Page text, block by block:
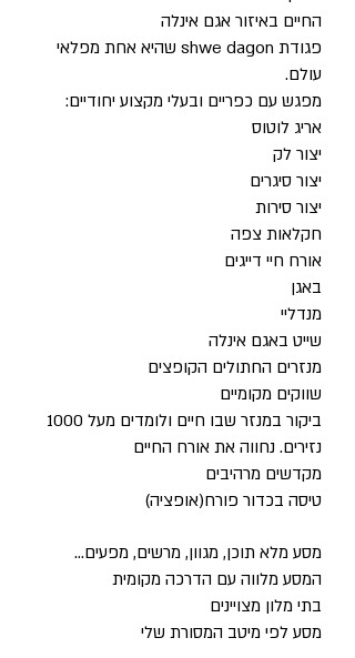
החיים באיזור אגם אינלה
פגודת shwe dagon שהיא אחת מפלאי
עולם.
מפגש עם כפריים ובעלי מקצוע יחודיים:
אריג לוטוס
יצור לק
יצור סיגרים
יצור סירות
חקלאות צפה
אורח חיי דייגים
באגן
מנדליי
שייט באגם אינלה
מנזרים החתולים הקופצים
שווקים מקומיים
ביקור במנזר שבו חיים ולומדים מעל 1000
נזירים. נחווה את אורח החיים
מקדשים מרהיבים
טיסה בכדור פורח(אופציה)
מסע מלא תוכן, מגוון, מרשים, מפעים…
המסע מלווה עם הדרכה מקומית
בתי מלון מצויינים
מסע לפי מיטב המסורת שלי